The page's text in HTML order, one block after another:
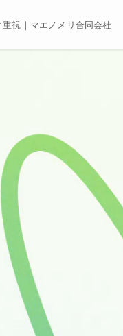
視｜マエノメリ合同会社